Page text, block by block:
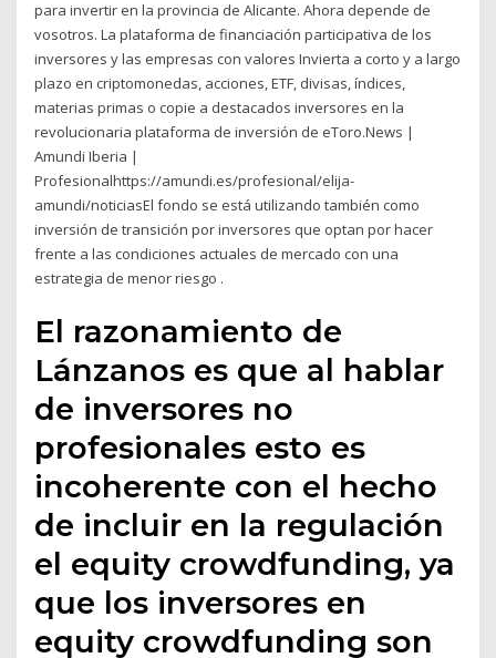
para invertir en la provincia de Alicante. Ahora depende de
vosotros. La plataforma de financiación participativa de los
inversores y las empresas con valores Invierta a corto y a largo
plazo en criptomonedas, acciones, ETF, divisas, índices,
materias primas o copie a destacados inversores en la
revolucionaria plataforma de inversión de eToro.News |
Amundi Iberia |
Profesionalhttps://amundi.es/profesional/elija-
amundi/noticiasEl fondo se está utilizando también como
inversión de transición por inversores que optan por hacer
frente a las condiciones actuales de mercado con una
estrategia de menor riesgo .
El razonamiento de
Lánzanos es que al hablar
de inversores no
profesionales esto es
incoherente con el hecho
de incluir en la regulación
el equity crowdfunding, ya
que los inversores en
equity crowdfunding son